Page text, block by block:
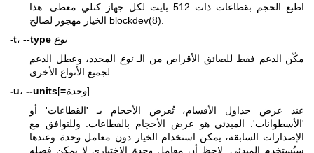
اطبع الحجم بقطاعات ذات 512 بايت لكل جهاز كتلي معطى. هذا
blockdev(8)
-t، --type نوع
مكّن الدعم فقط للصائق الأقراص من الـنوع المحدد، وعطل الدعم
-u، --units[=وحدة]
عند عرض جداول الأقسام، تُعرض الأحجام بـ 'القطاعات' أو
'الأسطوانات'. المبدئي هو عرض الأحجام بالقطاعات. وللتوافق مع
الإصدارات السابقة، يمكن استخدام الخيار دون معاملوحدة وعندها
سيُستخدم المبدئي. لاحظ أن معامل وحدة الاختياري لا يمكن فصله